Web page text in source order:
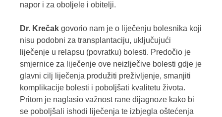
napor i za oboljele i obitelji.
Dr. Krečak govorio nam je o liječenju bolesnika koji
nisu podobni za transplantaciju, uključujući
liječenje u relapsu (povratku) bolesti. Predočio je
smjernice za liječenje ove neizlječive bolesti gdje je
glavni cilj liječenja produžiti preživljenje, smanjiti
komplikacije bolesti i poboljšati kvalitetu života.
Pritom je naglasio važnost rane dijagnoze kako bi
se poboljšali ishodi liječenja te izbjegla oštećenja